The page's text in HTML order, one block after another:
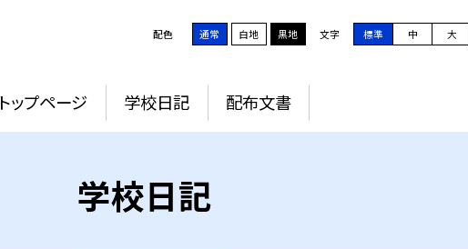
配色 通常 白地 黒地 文字 標準 中 大
トップページ 学校日記 配布文書
学校日記